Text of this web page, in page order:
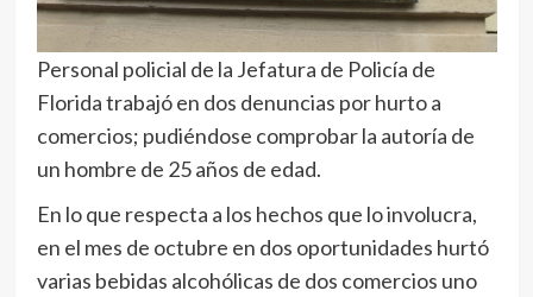
Personal policial de la Jefatura de Policía de
Florida trabajó en dos denuncias por hurto a
comercios; pudiéndose comprobar la autoría de
un hombre de 25 años de edad.
En lo que respecta a los hechos que lo involucra,
en el mes de octubre en dos oportunidades hurtó
varias bebidas alcohólicas de dos comercios uno